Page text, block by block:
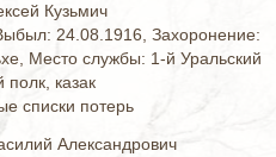
Кузьмич
24.08.1916, Захоронение:
Место службы: 1-й Уральский
полк, казак
списки потерь
Александрович